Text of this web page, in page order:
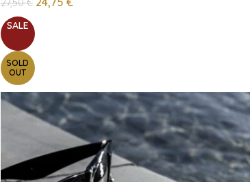
27,50€
SALE
SOLD
OUT